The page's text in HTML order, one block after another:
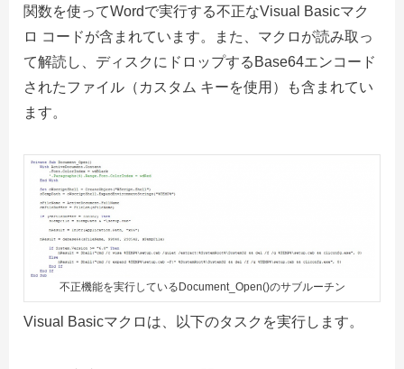
関数を使ってWordで実行する不正なVisual Basicマク
ロ コードが含まれています。また、マクロが読み取っ
て解読し、ディスクにドロップするBase64エンコード
されたファイル（カスタム キーを使用）も含まれてい
ます。
不正機能を実行しているDocument_Open()のサブルーチン
Visual Basicマクロは、以下のタスクを実行します。